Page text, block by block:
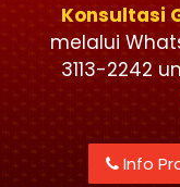
Konsultasi
melalui
3113-2242
Info